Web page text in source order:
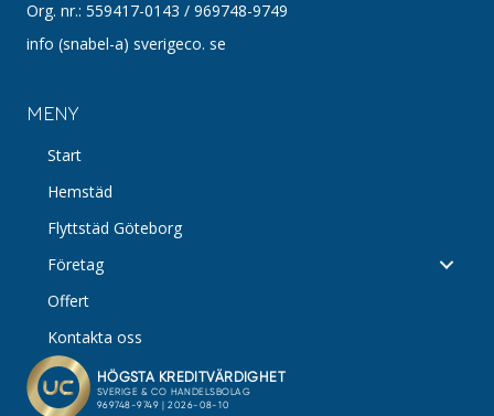
Org. nr.: 559417-0143 / 969748-9749
info (snabel-a) sverigeco. se
MENY
Start
Hemstäd
Flyttstäd Göteborg
Företag
Offert
Kontakta oss